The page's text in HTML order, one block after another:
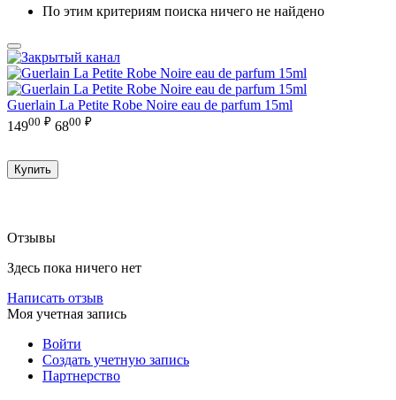
По этим критериям поиска ничего не найдено
Guerlain La Petite Robe Noire eau de parfum 15ml
14900 ₽ 6800 ₽
Купить
Отзывы
Здесь пока ничего нет
Написать отзыв
Моя учетная запись
Войти
Создать учетную запись
Партнерство